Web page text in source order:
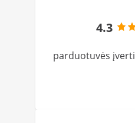
4.3
parduotuvės